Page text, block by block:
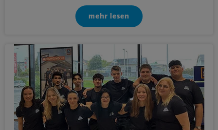
mehr lesen